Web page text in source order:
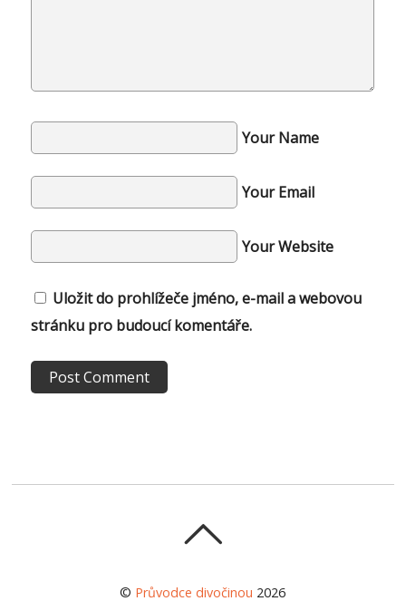
Your Name
Your Email
Your Website
Uložit do prohlížeče jméno, e-mail a webovou
stránku pro budoucí komentáře.
© Průvodce divočinou 2026